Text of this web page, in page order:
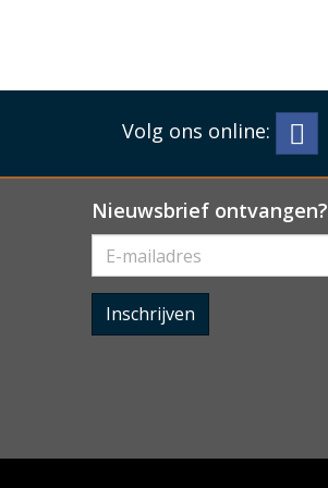
Volg ons online:
Nieuwsbrief ontvangen?
Inschrijven